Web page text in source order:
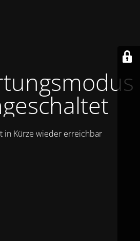
in Kürze wieder erreichbar